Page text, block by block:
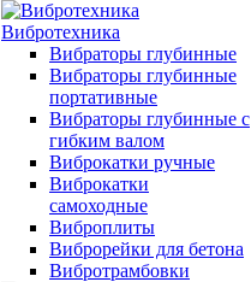
Вибротехника
Вибраторы глубинные
Вибраторы глубинные
портативные
Вибраторы глубинные с
гибким валом
Виброкатки ручные
Виброкатки
самоходные
Виброплиты
Виброрейки для бетона
Вибротрамбовки